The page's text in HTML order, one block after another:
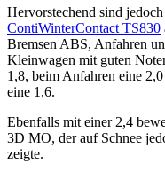
Hervorstechend sind
ContiWinterContact TS830
Bremsen ABS, Anfahren
Kleinwagen mit guten
1,8, beim Anfahren eine
eine 1,6.
Ebenfalls mit einer 2,4
3D MO, der auf Schnee
zeigte.